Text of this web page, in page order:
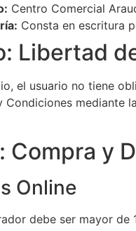
Centro Comercial
Consta en escritura
Libertad
el usuario no tiene
Condiciones mediante
Compra y
Online
debe ser mayor de